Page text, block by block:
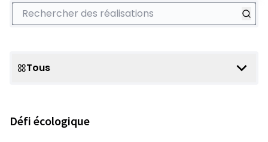
Rechercher des réalisations
Scope
Tous
Défi écologique